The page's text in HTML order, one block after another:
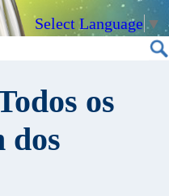
Select Language ▼
os
dos